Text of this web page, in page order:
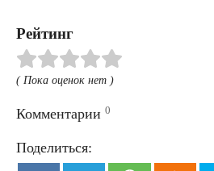
Рейтинг
( Пока оценок нет )
Комментарии 0
Поделиться: